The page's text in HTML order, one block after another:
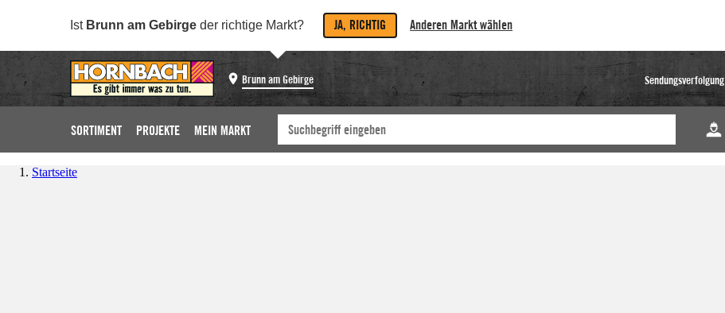
Ist Brunn am Gebirge der richtige Markt? JA, RICHTIG Anderen Markt wählen
Brunn am Gebirge Sendungsverfolgung
SORTIMENT PROJEKTE MEIN MARKT
Startseite